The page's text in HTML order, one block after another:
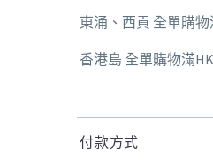
東涌、西貢 全單購物
香港島 全單購物滿
付款方式